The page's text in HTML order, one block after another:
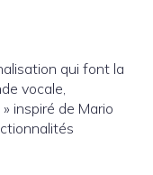
qui font la
vocale,
inspiré de Mario